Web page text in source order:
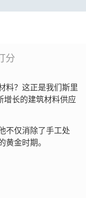
分
料？这正是我们斯里
长的建筑材料供应
不仅消除了手工处
金时期。